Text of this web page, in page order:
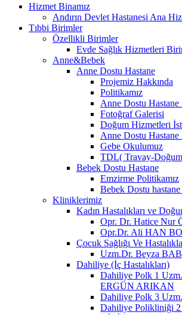
Hizmet Binamız
Andırın Devlet Hastanesi Ana
Tıbbi Birimler
Özellikli Birimler
Evde Sağlık Hizmetleri
Anne&Bebek
Anne Dostu Hastane
Projemiz Hakkında
Politikamız
Anne Dostu
Fotoğraf Galerisi
Doğum Hizmetleri
Anne Dostu Hastane
Gebe Okulumuz
TDL( Travay-
Bebek Dostu Hastane
Emzirme Politikamız
Bebek Dostu
Kliniklerimiz
Kadın Hastalıkları ve
Opr. Dr. Hatice Nur
Opr.Dr. Ali HAN
Çocuk Sağlığı Ve
Uzm.Dr. Beyza
Dahiliye (İç Hastalıkları)
Dahiliye Polk 1
ERGÜN ARIKAN
Dahiliye Polk 3
Dahiliye Polikliniği